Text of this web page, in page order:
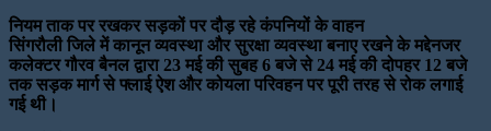
नियम ताक पर रखकर सड़कों पर दौड़ रहे कंपनियों के वाहन
सिंगरौली जिले में कानून व्यवस्था और सुरक्षा व्यवस्था बनाए रखने के मद्देनजर
कलेक्टर गौरव बैनल द्वारा 23 मई की सुबह 6 बजे से 24 मई की दोपहर 12 बजे
तक सड़क मार्ग से फ्लाई ऐश और कोयला परिवहन पर पूरी तरह से रोक लगाई
गई थी।